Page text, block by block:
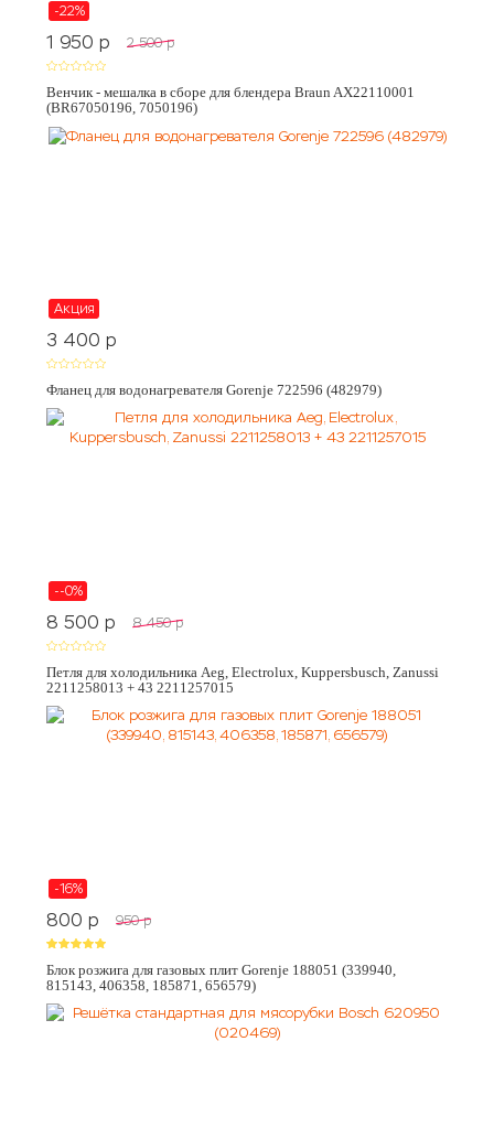
-22%
1 950 p 2 500 p
Венчик - мешалка в сборе для блендера Braun AX22110001
(BR67050196, 7050196)
Акция
3 400 p
Фланец для водонагревателя Gorenje 722596 (482979)
--0%
8 500 p 8 450 p
Петля для холодильника Aeg, Electrolux, Kuppersbusch, Zanussi
2211258013 + 43 2211257015
-16%
800 p 950 p
Блок розжига для газовых плит Gorenje 188051 (339940,
815143, 406358, 185871, 656579)